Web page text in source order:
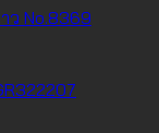
ว No.8369